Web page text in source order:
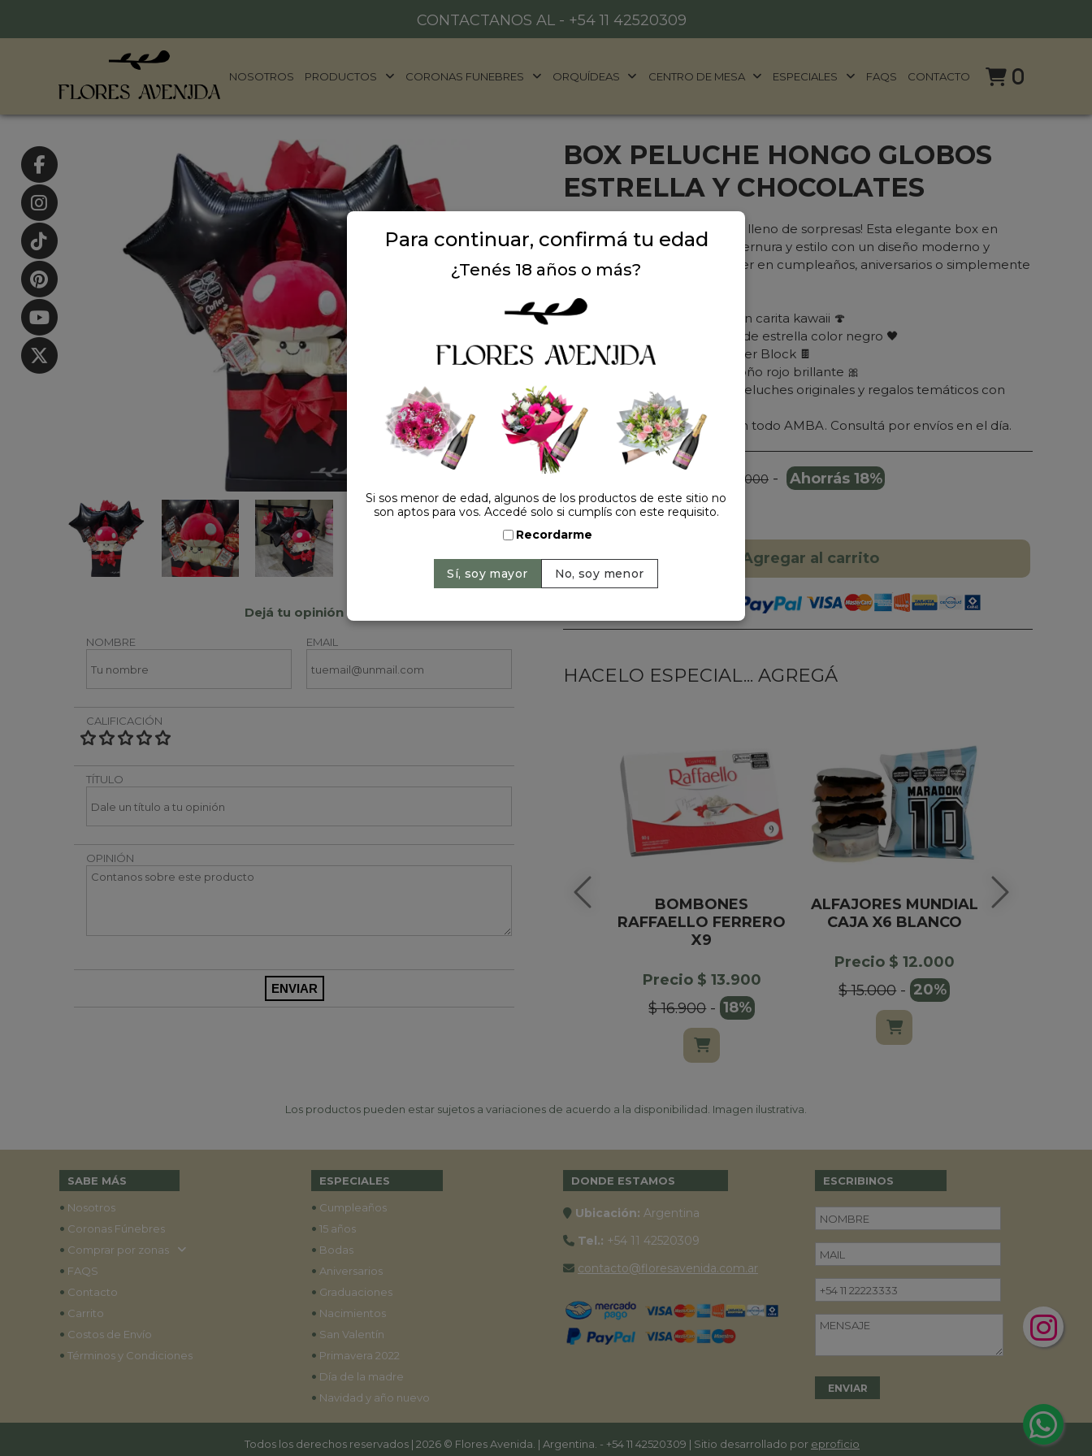
CONTACTANOS AL - +54 11 42520309
NOSOTROS PRODUCTOS CORONAS FUNEBRES ORQUÍDEAS CENTRO DE MESA ESPECIALES FAQS CONTACTO 0
Dejá tu opinión
NOMBRE EMAIL
CALIFICACIÓN
TÍTULO
OPINIÓN
BOX PELUCHE HONGO GLOBOS
ESTRELLA Y CHOCOLATES
¡Un regalo original, divertido y lleno de sorpresas! Esta elegante box en
tonos negro y rojo combina ternura y estilo con un diseño moderno y
vibrante. Ideal para sorprender en cumpleaños, aniversarios o simplemente
✨Incluye:
1 adorable peluche hongo con carita kawaii 🍄
3 globos metálicos en forma de estrella color negro 🖤
Snacks dulces: alfajores y Cofler Block 🍫
Caja decorativa negra con moño rojo brillante 🎀
Perfecto para fans de los peluches originales y regalos temáticos con
impacto visual.
📍Entregas personalizadas en todo AMBA. Consultá por envíos en el día.
$ 109.000 - Ahorrás 18%
Cantidad:
Agregar al carrito
HACELO ESPECIAL... AGREGÁ
BOMBONES
RAFFAELLO FERRERO
X9
Precio $ 13.900
$ 16.900-18%
ALFAJORES MUNDIAL
CAJA X6 BLANCO
Precio $ 12.000
$ 15.000- 20%
Los productos pueden estar sujetos a variaciones de acuerdo a la disponibilidad. Imagen ilustrativa.
SABE MÁS
• Nosotros
• Coronas Fúnebres
• Comprar por zonas
• FAQS
• Contacto
• Carrito
• Costos de Envío
• Términos y Condiciones
ESPECIALES
• Cumpleaños
• 15 años
• Bodas
• Aniversarios
• Graduaciones
• Nacimientos
• San Valentín
• Primavera 2022
• Día de la madre
• Navidad y año nuevo
DONDE ESTAMOS
Ubicación: Argentina
Tel.: +54 11 42520309
contacto@floresavenida.com.ar
ESCRIBINOS
Todos los derechos reservados | 2026 © Flores Avenida. | Argentina. - +54 11 42520309 | Sitio desarrollado por eproficio
Para continuar, confirmá tu edad
¿Tenés 18 años o más?
Si sos menor de edad, algunos de los productos de este sitio no
son aptos para vos. Accedé solo si cumplís con este requisito.
Recordarme